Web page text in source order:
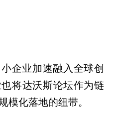
企业加速融入全球创
将达沃斯论坛作为链
模化落地的纽带。